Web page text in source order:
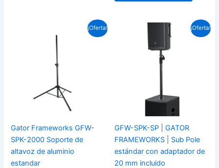
¡Oferta!
Gator Frameworks GFW-
SPK-2000 Soporte de
altavoz de aluminio
estandar
precio
original
era:
Soles
S/.293.3.
precio
actual
es:
Soles
S/.220.8.
¡Oferta!
GFW-SPK-SP | GATOR
FRAMEWORKS | Sub Pole
estándar con adaptador de
20 mm incluido
precio
era:
Soles
S/.134.6.
El